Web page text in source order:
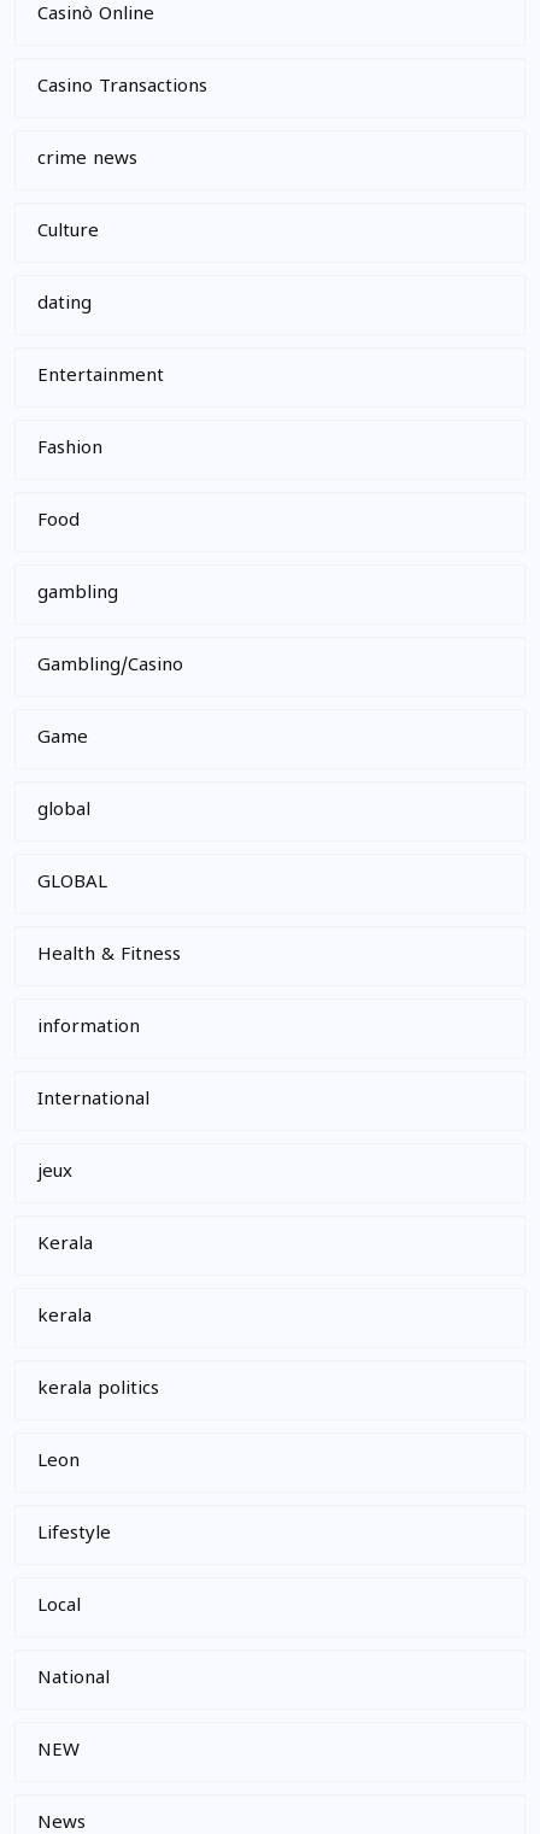
Casinò Online
Casino Transactions
crime news
Culture
dating
Entertainment
Fashion
Food
gambling
Gambling/Casino
Game
global
GLOBAL
Health & Fitness
information
International
jeux
Kerala
kerala
kerala politics
Leon
Lifestyle
Local
National
NEW
News